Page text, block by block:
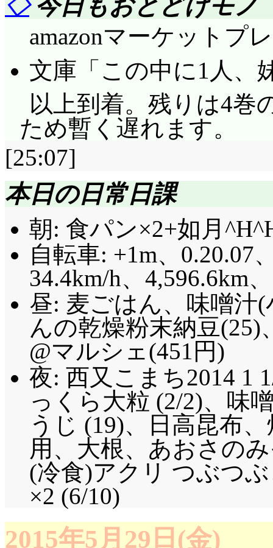
◇今日もおとどけモノ
amazonマーケットプ
文庫「この中に1人、
以上到着。残りは4巻
ため暫く遅れます。
[25:07]
本日の日常日課
朝: 食パン×2+如月
自転車: +1m、0.20.07
34.4km/h、4,596.6km
昼: 麦ごはん、味噌汁
んの乾燥粉末納豆
@マルシェ(451円)
夜: 西又こまち2014 1
っくら大粒 (2/2)、味
うじ (19)、日高昆布
用、大根、あおさの
(冷食)アクリ つぶつ
×2 (6/10)
2015年5月29日(金)